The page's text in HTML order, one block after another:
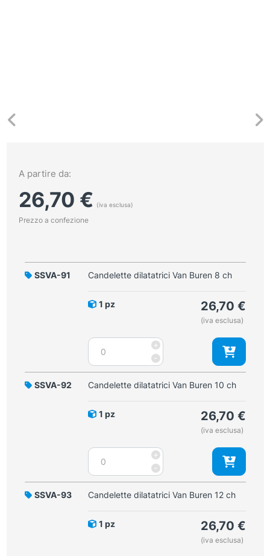
A partire da:
26,70 € (iva esclusa)
Prezzo a confezione
SSVA-91 Candelette dilatatrici Van Buren 8 ch
1 pz 26,70 €
(iva esclusa)
-
Candelette
dilatatrici
Van
Buren
quantità
+
SSVA-92 Candelette dilatatrici Van Buren 10 ch
1 pz 26,70 €
(iva esclusa)
-
Candelette
dilatatrici
Van
Buren
quantità
+
SSVA-93 Candelette dilatatrici Van Buren 12 ch
1 pz 26,70 €
(iva esclusa)